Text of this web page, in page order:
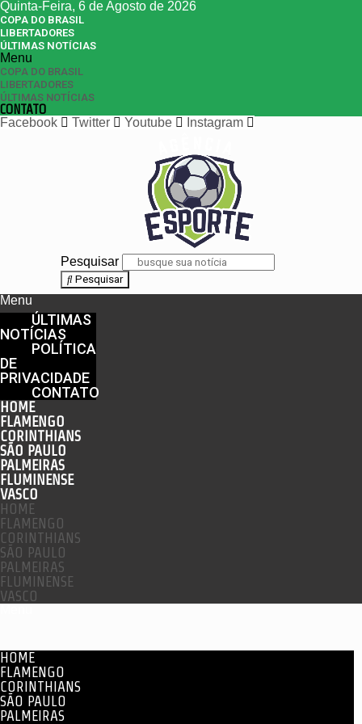
Quinta-Feira, 6 de Agosto de 2026
COPA DO BRASIL
LIBERTADORES
ÚLTIMAS NOTÍCIAS
Menu
COPA DO BRASIL
LIBERTADORES
ÚLTIMAS NOTÍCIAS
CONTATO
Facebook
Twitter Youtube Instagram
Pesquisar
Pesquisar
Menu
ÚLTIMAS
NOTÍCIAS
POLÍTICA
DE
PRIVACIDADE
CONTATO
HOME
FLAMENGO
CORINTHIANS
SÃO PAULO
PALMEIRAS
FLUMINENSE
VASCO
HOME
FLAMENGO
CORINTHIANS
SÃO PAULO
PALMEIRAS
FLUMINENSE
VASCO
HOME
FLAMENGO
CORINTHIANS
SÃO PAULO
PALMEIRAS